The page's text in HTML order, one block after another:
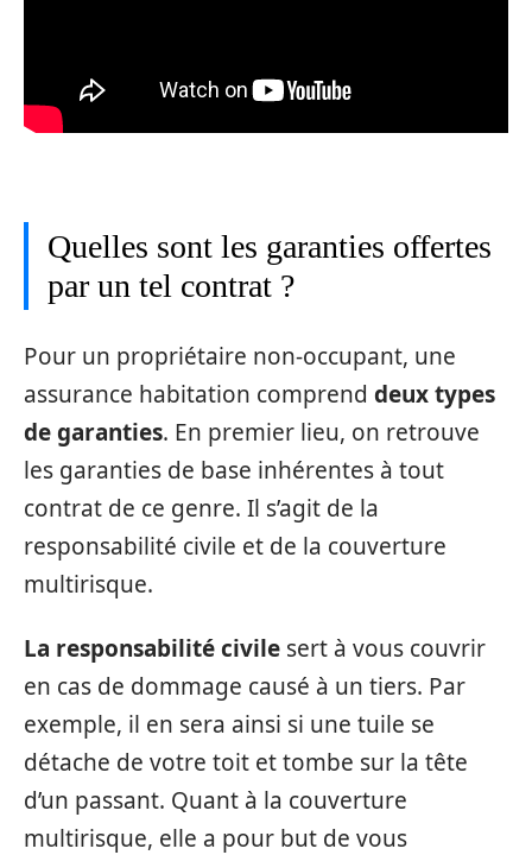
Quelles sont les garanties offertes
par un tel contrat ?
Pour un propriétaire non-occupant, une
assurance habitation comprend deux types
de garanties. En premier lieu, on retrouve
les garanties de base inhérentes à tout
contrat de ce genre. Il s’agit de la
responsabilité civile et de la couverture
multirisque.
La responsabilité civile sert à vous couvrir
en cas de dommage causé à un tiers. Par
exemple, il en sera ainsi si une tuile se
détache de votre toit et tombe sur la tête
d’un passant. Quant à la couverture
multirisque, elle a pour but de vous